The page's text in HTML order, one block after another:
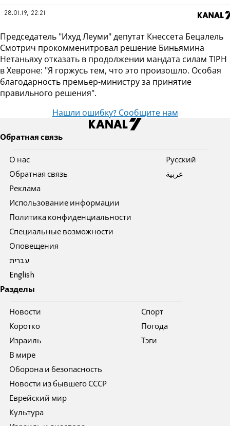
28.01.19, 22:21
Председатель "Ихуд Леуми" депутат Кнессета Бецалель
Смотрич прокомменитровал решение Биньямина
Нетаньяху отказать в продолжении мандата силам TIPH
в Хевроне: "Я горжусь тем, что это произошло. Особая
благодарность премьер-министру за принятие
правильного решения".
Нашли ошибку? Сообщите нам
Обратная связь
О нас
Обратная связь
Реклама
Использование информации
Политика конфиденциальности
Специальные возможности
Оповещения
עברית
English
Pусский
عربية
Разделы
Новости
Коротко
Израиль
В мире
Оборона и безопасность
Новости из бывшего СССР
Еврейский мир
Культура
Спорт
Погода
Тэги